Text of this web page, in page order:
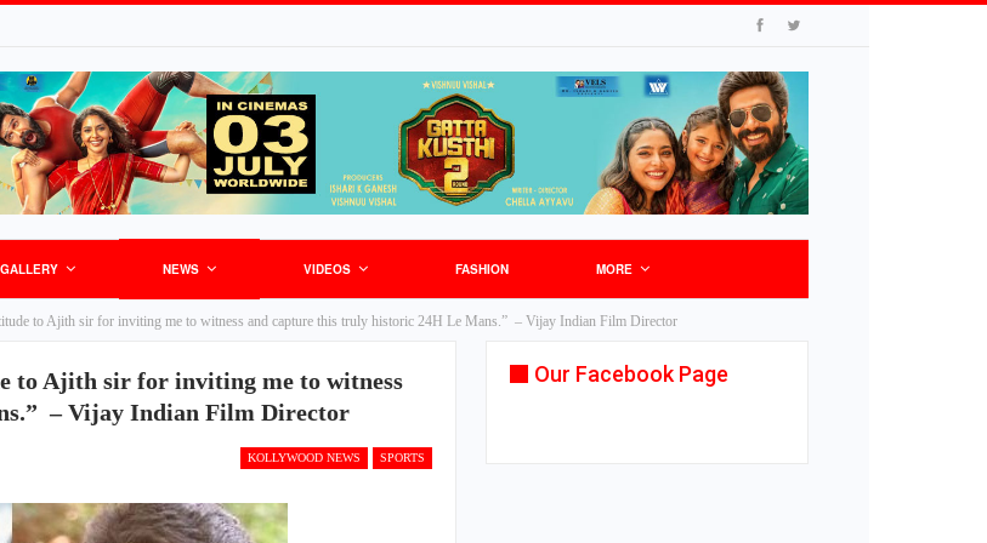
GALLERY NEWS VIDEOS FASHION MORE
to Ajith sir for inviting me to witness and capture this truly historic 24H Le Mans.” – Vijay Indian Film Director
to Ajith sir for inviting me to witness
– Vijay Indian Film Director
KOLLYWOOD NEWS SPORTS
Our Facebook Page